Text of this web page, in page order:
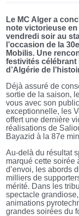
Le MC Alger a
note victorieuse en
vendredi soir au
l’occasion de la
Mobilis. Une
festivités célébrant
d’Algérie de
Déjà assuré de
sortie de la saison,
vous avec son
exceptionnelle, les
offert une dernière
réalisations de
Bayazid à la 87e
Au-delà du résultat
marqué cette soirée
d’envoi, les abords
milliers de
mérité. Dans les
spectacle
animations
grandes soirées du